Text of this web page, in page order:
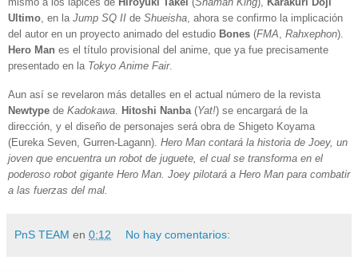
Ultimo, en la Jump SQ II de Shueisha, ahora se confirmo la implicación
del autor en un proyecto animado del estudio Bones (FMA, Rahxephon).
Hero Man es el título provisional del anime, que ya fue precisamente
presentado en la Tokyo Anime Fair.
Aun así se revelaron más detalles en el actual número de la revista
Newtype de Kadokawa. Hitoshi Nanba(Yat!) se encargará de la
dirección, y el diseño de personajes será obra de Shigeto Koyama
(Eureka Seven, Gurren-Lagann). Hero Man contará la historia de Joey, un
joven que encuentra un robot de juguete, el cual se transforma en el
poderoso robot gigante Hero Man. Joey pilotará a Hero Man para combatir
a las fuerzas del mal.
PnS TEAM en 0:12 No hay comentarios: